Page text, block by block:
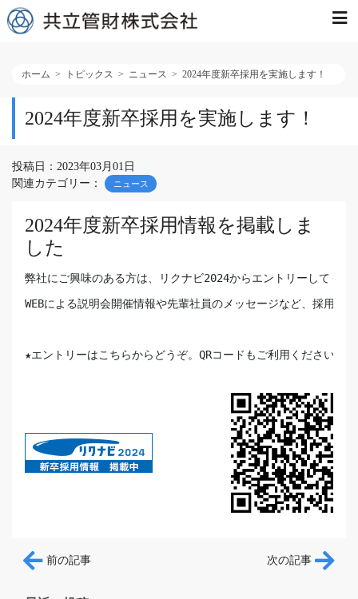
ホーム トピックス ニュース 2024年度新卒採用を実施します！
2024年度新卒採用を実施します！
投稿日：2023年03月01日
関連カテゴリー：
ニュース
2024年度新卒採用情報を掲載しま
した
弊社にご興味のある方は、リクナビ2024からエントリーしてくだ
WEBによる説明会開催情報や先輩社員のメッセージなど、採用情
★エントリーはこちらからどうぞ。QRコードもご利用ください★
投稿ナビゲーション
前の記事 次の記事